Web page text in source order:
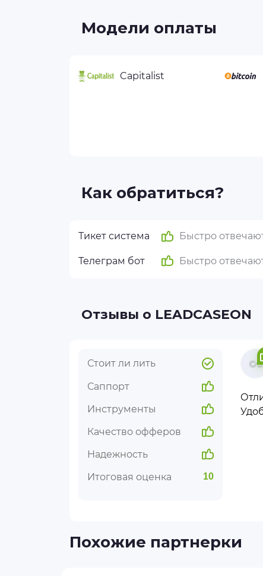
Модели оплаты
Capitalist
Как обратиться?
Тикет система Быстро
Телеграм бот Быстро
Отзывы о LEADCASEON
Стоит ли лить
Саппорт
Инструменты
Качество офферов
Надежность
Итоговая оценка
10
Похожие партнерки